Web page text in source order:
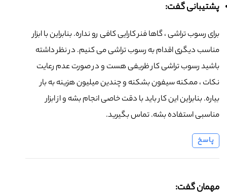
پشتیبانی گفت:
برای رسوب تراشی ، گاها فنر کارایی کافی رو نداره. بنابراین با ابزار
مناسب دیگری اقدام به رسوب تراشی می کنیم. در نظر داشته
باشید رسوب تراشی کار ظریفی هست و در صورت عدم رعایت
نکات ، ممکنه سیفون بشکنه و چندین میلیون هزینه به بار
بیاره. بنابراین این کار باید با دقت خاصی انجام بشه و از ابزار
مناسبی استفاده بشه. تماس بگیرید.
پاسخ
مهمان گفت: